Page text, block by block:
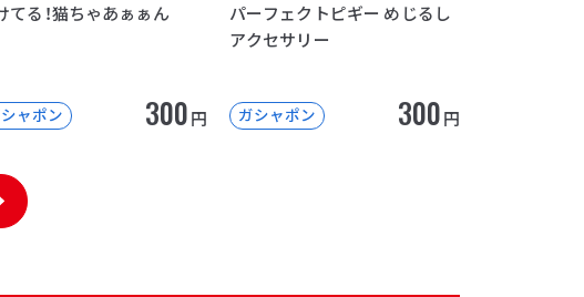
てる！猫ちゃあぁぁん
ャポン 300円
パーフェクトピギー めじるし
アクセサリー
ガシャポン 300円